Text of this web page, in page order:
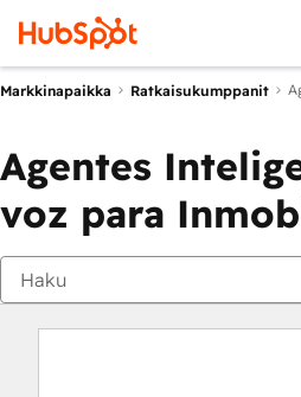
Markkinapaikka Ratkaisukumppanit
Agentes
voz para